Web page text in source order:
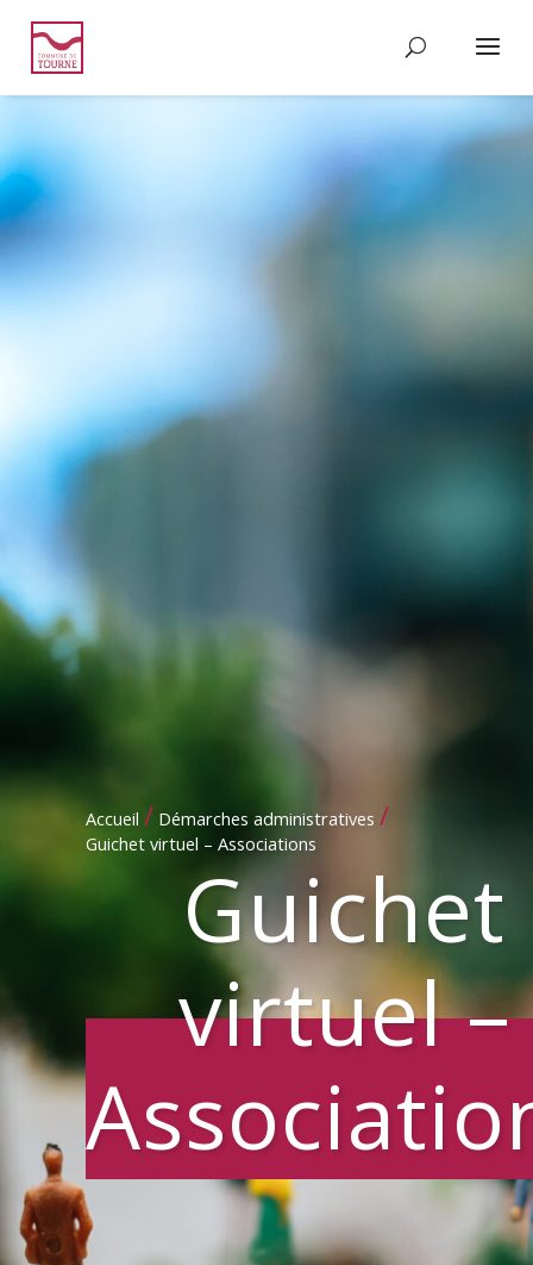
Accueil / Démarches administratives /
Guichet virtuel – Associations
Guichet
virtuel –